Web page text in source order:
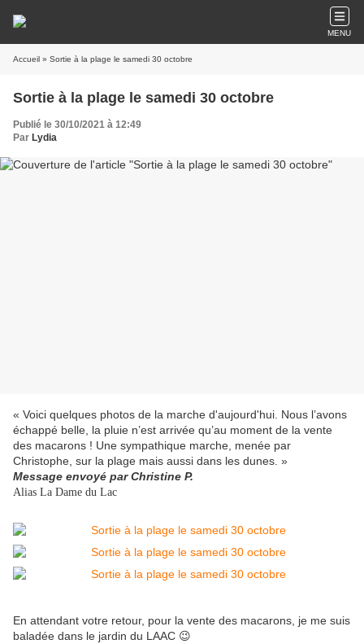
MENU
Accueil » Sortie à la plage le samedi 30 octobre
Sortie à la plage le samedi 30 octobre
Publié le 30/10/2021 à 12:49
Par Lydia
« Voici quelques photos de la marche d'aujourd'hui. Nous l’avons
échappé belle, la pluie n’est arrivée qu’au moment de la vente
des macarons ! Une sympathique marche, menée par
Christophe, sur la plage mais aussi dans les dunes. »
Message envoyé par Christine P.
Alias La Dame du Lac
En attendant votre retour, pour la vente des macarons, je me suis
baladée dans le jardin du LAAC 😉